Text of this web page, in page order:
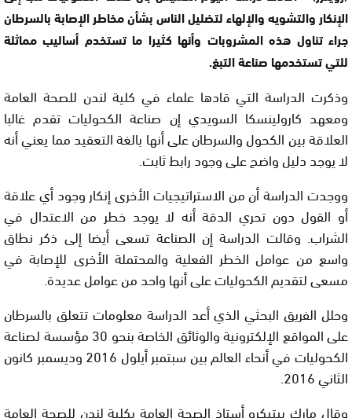
الإنكار والتشويه والإلهاء لتضليل الناس بشأن مخاطر الإصابة بالسرطان
جراء تناول هذه المشروبات وأنها كثيرا ما تستخدم أساليب مماثلة
للتي تستخدمها صناعة التبغ.
وذكرت الدراسة التي قادها علماء في كلية لندن للصحة العامة
ومعهد كارولينسكا السويدي إن صناعة الكحوليات تقدم غالبا
العلاقة بين الكحول والسرطان على أنها بالغة التعقيد مما يعني أنه
لا يوجد دليل واضح على وجود رابط ثابت.
ووجدت الدراسة أن من الاستراتيجيات الأخرى إنكار وجود أي علاقة
أو القول دون تحري الدقة أنه لا يوجد خطر من الاعتدال في
الشراب. وقالت الدراسة إن الصناعة تسعى أيضا إلى ذكر نطاق
واسع من عوامل الخطر الفعلية والمحتملة الأخرى للإصابة في
مسعى لتقديم الكحوليات على أنها واحد من عوامل عديدة.
وحلل الفريق البحثي الذي أعد الدراسة معلومات تتعلق بالسرطان
على المواقع الإلكترونية والوثائق الخاصة بنحو 30 مؤسسة لصناعة
الكحوليات في أنحاء العالم بين سبتمبر أيلول 2016 وديسمبر كانون
الثاني 2016.
وقال مارك بيتيكرو أستاذ الصحة العامة بكلية لندن للصحة العامة